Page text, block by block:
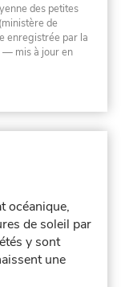
des petites
de
enregistrée par la
— mis à jour en
océanique,
de soleil par
y sont
une